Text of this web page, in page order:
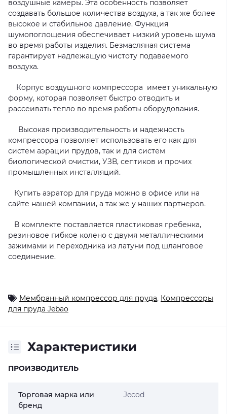
воздушные камеры. Эта особенность позволяет
создавать большое количества воздуха, а так же более
высокое и стабильное давление. Функция
шумопоглощения обеспечивает низкий уровень шума
во время работы изделия. Безмасляная система
гарантирует надлежащую чистоту подаваемого
воздуха.
Корпус воздушного компрессора имеет уникальную
форму, которая позволяет быстро отводить и
рассеивать тепло во время работы оборудования.
Высокая производительность и надежность
компрессора позволяет использовать его как для
систем аэрации прудов, так и для систем
биологической очистки, УЗВ, септиков и прочих
промышленных инсталляций.
Купить аэратор для пруда можно в офисе или на
сайте нашей компании, а так же у наших партнеров.
В комплекте поставляется пластиковая гребенка,
резиновое гибкое колено с двумя металлическими
зажимами и переходника из латуни под шланговое
соединение.
Мембранный компрессор для пруда, Компрессоры
для пруда Jebao
Характеристики
ПРОИЗВОДИТЕЛЬ
Торговая марка или
бренд
Jecod